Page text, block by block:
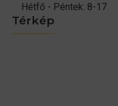
Térkép
Hétfő - Péntek: 8-17